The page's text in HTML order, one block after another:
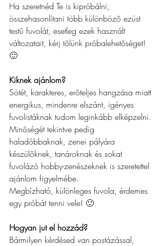
Ha szeretnéd Te is kipróbálni,
összehasonlítani több különbözõ ezüst
testû fuvolát, esetleg ezek használt
változatait, kérj tõlünk próbalehetõséget!
🙂
Kiknek ajánlom?
Sötét, karakteres, erõteljes hangzása miatt
energikus, mindenre elszánt, igényes
fuvolistáknak tudom leginkább elképzelni.
Minõségét tekintve pedig
haladóbbaknak, zenei pályára
készülõknek, tanároknak és sokat
fuvolázó hobby-zenészeknek is szeretettel
ajánlom figyelmébe.
Megbízható, különleges fuvola, érdemes
egy próbát tenni vele! 🙂
Hogyan jut el hozzád?
Bármilyen kérdésed van postázással,